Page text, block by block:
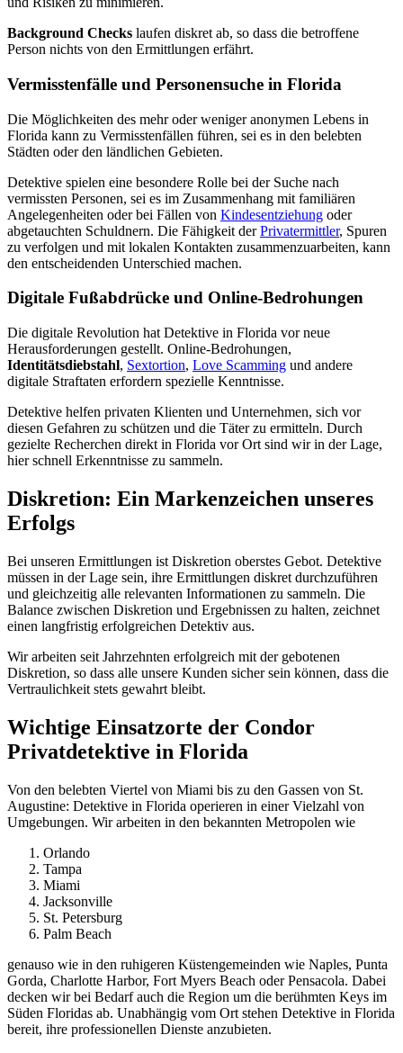
Background Checks laufen diskret ab, so dass die betroffene
Person nichts von den Ermittlungen erfährt.
Vermisstenfälle und Personensuche in Florida
Die Möglichkeiten des mehr oder weniger anonymen Lebens in
Florida kann zu Vermisstenfällen führen, sei es in den belebten
Städten oder den ländlichen Gebieten.
Detektive spielen eine besondere Rolle bei der Suche nach
vermissten Personen, sei es im Zusammenhang mit familiären
Angelegenheiten oder bei Fällen von Kindesentziehung oder
abgetauchten Schuldnern. Die Fähigkeit derPrivatermittler, Spuren
zu verfolgen und mit lokalen Kontakten zusammenzuarbeiten, kann
den entscheidenden Unterschied machen.
Digitale Fußabdrücke und Online-Bedrohungen
Die digitale Revolution hat Detektive in Florida vor neue
Herausforderungen gestellt. Online-Bedrohungen,
Identitätsdiebstahl, Sextortion, Love Scamming und andere
digitale Straftaten erfordern spezielle Kenntnisse.
Detektive helfen privaten Klienten und Unternehmen, sich vor
diesen Gefahren zu schützen und die Täter zu ermitteln. Durch
gezielte Recherchen direkt in Florida vor Ort sind wir in der Lage,
hier schnell Erkenntnisse zu sammeln.
Diskretion: Ein Markenzeichen unseres
Erfolgs
Bei unseren Ermittlungen ist Diskretion oberstes Gebot. Detektive
müssen in der Lage sein, ihre Ermittlungen diskret durchzuführen
und gleichzeitig alle relevanten Informationen zu sammeln. Die
Balance zwischen Diskretion und Ergebnissen zu halten, zeichnet
einen langfristig erfolgreichen Detektiv aus.
Wir arbeiten seit Jahrzehnten erfolgreich mit der gebotenen
Diskretion, so dass alle unsere Kunden sicher sein können, dass die
Vertraulichkeit stets gewahrt bleibt.
Wichtige Einsatzorte der Condor
Privatdetektive in Florida
Von den belebten Viertel von Miami bis zu den Gassen von St.
Augustine: Detektive in Florida operieren in einer Vielzahl von
Umgebungen. Wir arbeiten in den bekannten Metropolen wie
Orlando
Tampa
Miami
Jacksonville
St. Petersburg
Palm Beach
genauso wie in den ruhigeren Küstengemeinden wie Naples, Punta
Gorda, Charlotte Harbor, Fort Myers Beach oder Pensacola. Dabei
decken wir bei Bedarf auch die Region um die berühmten Keys im
Süden Floridas ab. Unabhängig vom Ort stehen Detektive in Florida
bereit, ihre professionellen Dienste anzubieten.